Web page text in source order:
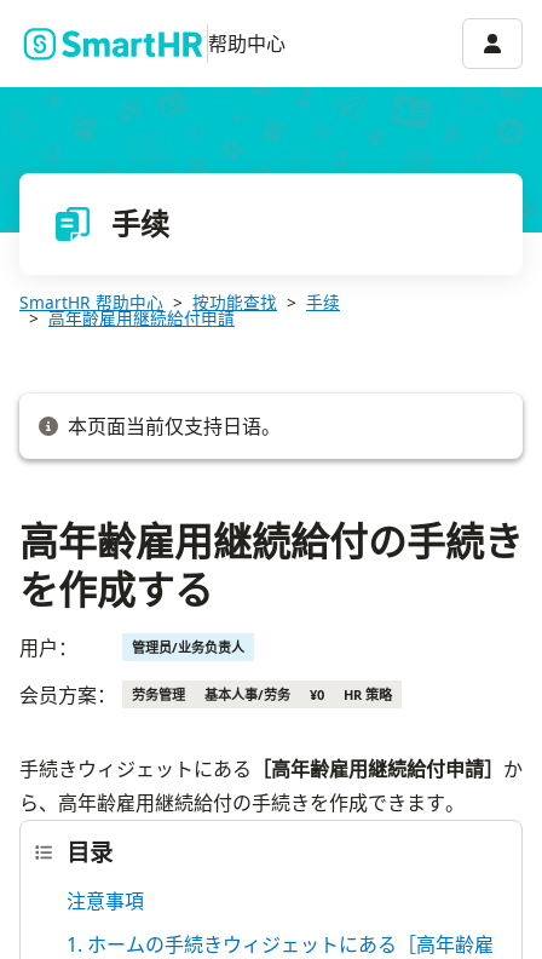
帮助中心 账号
手续
SmartHR 帮助中心 按功能查找 手续
高年齢雇用継続給付申請
本页面当前仅支持日语。
高年齢雇用継続給付の手続き
を作成する
用户： 管理员/业务负责人
会员方案： 劳务管理 基本人事/劳务 ¥0 HR 策略
手続きウィジェットにある ［高年齢雇用継続給付申請］ か
ら、高年齢雇用継続給付の手続きを作成できます。
目录
注意事項
1. ホームの手続きウィジェットにある［高年齢雇